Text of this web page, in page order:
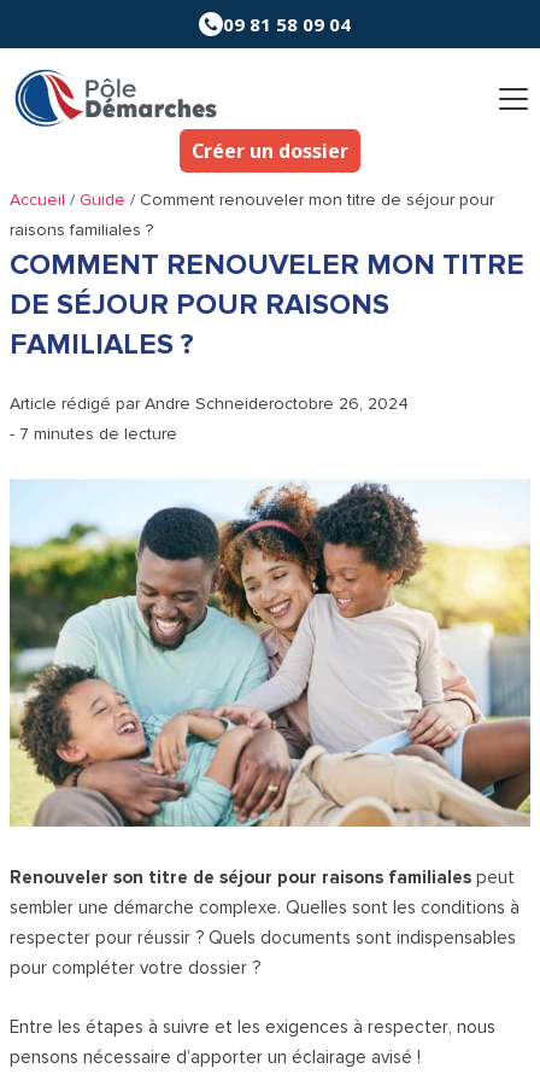
au
contenu
09 81 58 09 04
Créer un dossier
Accueil /Guide / Comment renouveler mon titre de séjour pour
raisons familiales ?
COMMENT RENOUVELER MON TITRE
DE SÉJOUR POUR RAISONS
FAMILIALES ?
Article rédigé parAndre Schneideroctobre 26, 2024
- 7 minutes de lecture
Renouveler son titre de séjour pour raisons familiales peut
sembler une démarche complexe. Quelles sont les conditions à
respecter pour réussir ? Quels documents sont indispensables
pour compléter votre dossier ?
Entre les étapes à suivre et les exigences à respecter, nous
pensons nécessaire d’apporter un éclairage avisé !